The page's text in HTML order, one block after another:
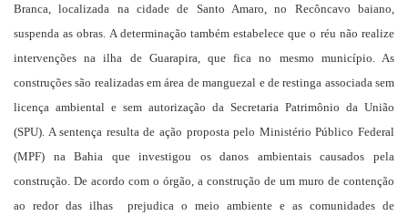
Branca, localizada na cidade de Santo Amaro, no Recôncavo baiano,
suspenda as obras. A determinação também estabelece que o réu não realize
intervenções na ilha de Guarapira, que fica no mesmo município. As
construções são realizadas em área de manguezal e de restinga associada sem
licença ambiental e sem autorização da Secretaria Patrimônio da União
(SPU). A sentença resulta de ação proposta pelo Ministério Público Federal
(MPF) na Bahia que investigou os danos ambientais causados pela
construção. De acordo com o órgão, a construção de um muro de contenção
ao redor das ilhas prejudica o meio ambiente e as comunidades de